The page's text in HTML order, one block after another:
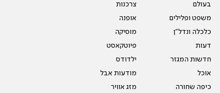
בעולם
משפט ופלילים
כלכלה ונדל"ן
דעות
חדשות המגזר
אוכל
כיפה שחורה
צרכנות
אופנה
מוסיקה
פיוטקאסט
ילדודס
מודעות אבל
מזג אוויר